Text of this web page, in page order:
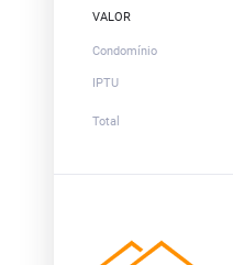
VALOR
Condomínio
IPTU
Total